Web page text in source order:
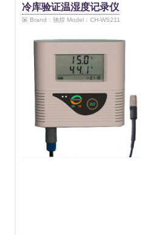
冷库验证温湿度记录仪
Brand：驰煌 Model：CH-WS211